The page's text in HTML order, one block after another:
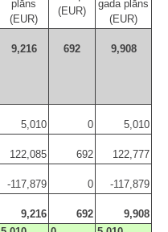
plāns
(EUR)
(EUR)
gada plāns
(EUR)
9,216 692 9,908
5,010
0
5,010
122,085 692
122,777
-117,879
0
-117,879
9,216
692
9,908